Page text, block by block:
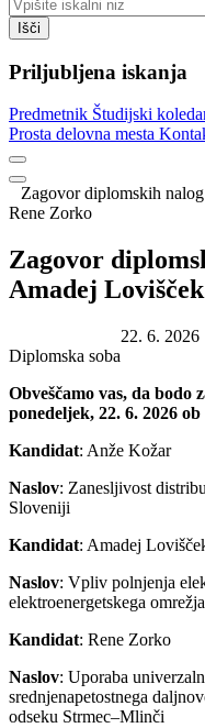
Išči
Priljubljena iskanja
Predmetnik Študijski
Prosta delovna mesta
Zagovor diplomskih
Rene Zorko
Zagovor
Amadej
22. 6. 2026
Diplomska soba
Obveščamo vas, da bodo
ponedeljek, 22. 6. 2026
Kandidat: Anže Kožar
Naslov: Zanesljivost
Sloveniji
Kandidat: Amadej
Naslov: Vpliv polnjenja
elektroenergetskega omrežja
Kandidat: Rene Zorko
Naslov: Uporaba
srednjenapetostnega
odseku Strmec–Mlinči